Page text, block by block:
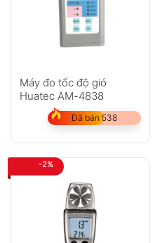
Máy đo tốc độ gió
Huatec AM-4838
Đã bán 538
-2%